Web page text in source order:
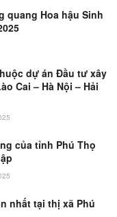
quang Hoa hậu Sinh
dự án Đầu tư xây
Cai – Hà Nội – Hải
của tỉnh Phú Thọ
nhất tại thị xã Phú